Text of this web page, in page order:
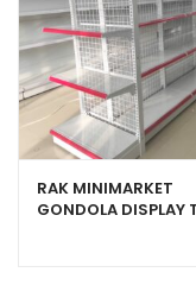
RAK MINIMARKET
GONDOLA DISPLAY